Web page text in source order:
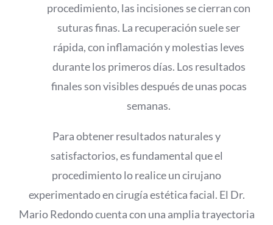
procedimiento, las incisiones se cierran con
suturas finas. La recuperación suele ser
rápida, con inflamación y molestias leves
durante los primeros días. Los resultados
finales son visibles después de unas pocas
semanas.
Para obtener resultados naturales y
satisfactorios, es fundamental que el
procedimiento lo realice un cirujano
experimentado en cirugía estética facial. El Dr.
Mario Redondo cuenta con una amplia trayectoria